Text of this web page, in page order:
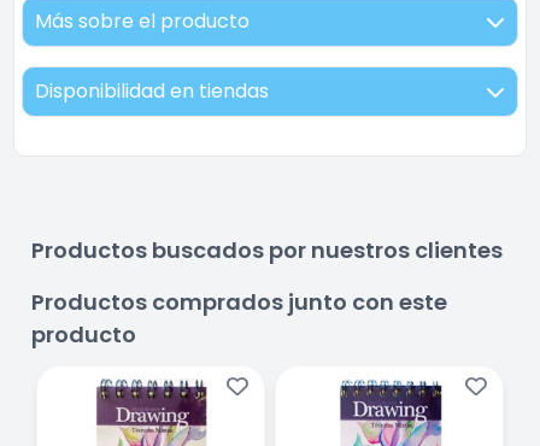
Más sobre el producto
Disponibilidad en tiendas
Productos buscados por nuestros clientes
Productos comprados junto con este
producto